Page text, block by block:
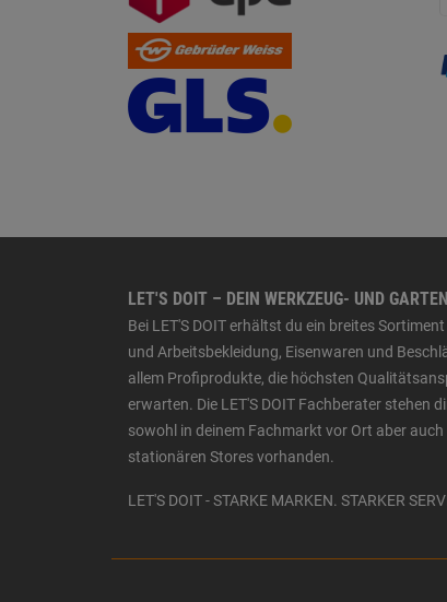
LET'S DOIT – DEIN WERKZEUG- UND
Bei LET'S DOIT erhältst du ein breites
und Arbeitsbekleidung, Eisenwaren und
allem Profiprodukte, die höchsten
erwarten. Die LET'S DOIT Fachberater stehen
sowohl in deinem Fachmarkt vor Ort aber
stationären Stores vorhanden.
LET'S DOIT - STARKE MARKEN. STARKER